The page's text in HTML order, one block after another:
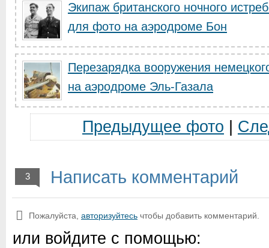
Экипаж британского ночного
для фото на аэродроме Бон
Перезарядка вооружения
на аэродроме Эль-Газала
Предыдущее фото
3 Написать комментарий
Пожалуйста, авторизуйтесь чтобы добавить комментарий.
или войдите с помощью: